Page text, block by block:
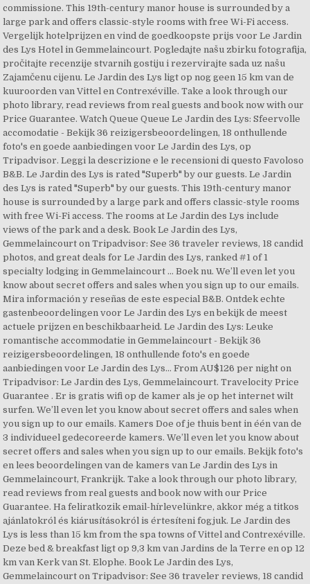
commissione. This 19th-century manor house is surrounded by a
large park and offers classic-style rooms with free Wi-Fi access.
Vergelijk hotelprijzen en vind de goedkoopste prijs voor Le Jardin
des Lys Hotel in Gemmelaincourt. Pogledajte našu zbirku fotografija,
pročitajte recenzije stvarnih gostiju i rezervirajte sada uz našu
Zajamčenu cijenu. Le Jardin des Lys ligt op nog geen 15 km van de
kuuroorden van Vittel en Contrexéville. Take a look through our
photo library, read reviews from real guests and book now with our
Price Guarantee. Watch Queue Queue Le Jardin des Lys: Sfeervolle
accomodatie - Bekijk 36 reizigersbeoordelingen, 18 onthullende
foto's en goede aanbiedingen voor Le Jardin des Lys, op
Tripadvisor. Leggi la descrizione e le recensioni di questo Favoloso
B&B. Le Jardin des Lys is rated "Superb" by our guests. Le Jardin
des Lys is rated "Superb" by our guests. This 19th-century manor
house is surrounded by a large park and offers classic-style rooms
with free Wi-Fi access. The rooms at Le Jardin des Lys include
views of the park and a desk. Book Le Jardin des Lys,
Gemmelaincourt on Tripadvisor: See 36 traveler reviews, 18 candid
photos, and great deals for Le Jardin des Lys, ranked #1 of 1
specialty lodging in Gemmelaincourt … Boek nu. We’ll even let you
know about secret offers and sales when you sign up to our emails.
Mira información y reseñas de este especial B&B. Ontdek echte
gastenbeoordelingen voor Le Jardin des Lys en bekijk de meest
actuele prijzen en beschikbaarheid. Le Jardin des Lys: Leuke
romantische accommodatie in Gemmelaincourt - Bekijk 36
reizigersbeoordelingen, 18 onthullende foto's en goede
aanbiedingen voor Le Jardin des Lys… From AU$126 per night on
Tripadvisor: Le Jardin des Lys, Gemmelaincourt. Travelocity Price
Guarantee . Er is gratis wifi op de kamer als je op het internet wilt
surfen. We’ll even let you know about secret offers and sales when
you sign up to our emails. Kamers Doe of je thuis bent in één van de
3 individueel gedecoreerde kamers. We’ll even let you know about
secret offers and sales when you sign up to our emails. Bekijk foto's
en lees beoordelingen van de kamers van Le Jardin des Lys in
Gemmelaincourt, Frankrijk. Take a look through our photo library,
read reviews from real guests and book now with our Price
Guarantee. Ha feliratkozik email-hírlevelünkre, akkor még a titkos
ajánlatokról és kiárusításokról is értesíteni fogjuk. Le Jardin des
Lys is less than 15 km from the spa towns of Vittel and Contrexéville.
Deze bed & breakfast ligt op 9,3 km van Jardins de la Terre en op 12
km van Kerk van St. Elophe. Book Le Jardin des Lys,
Gemmelaincourt on Tripadvisor: See 36 traveler reviews, 18 candid